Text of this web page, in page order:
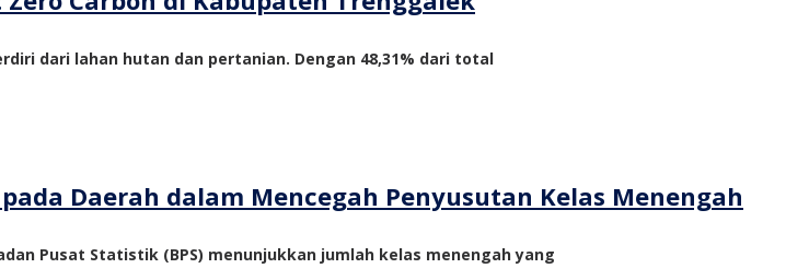
dari lahan hutan dan pertanian. Dengan 48,31% dari total
Daerah dalam Mencegah Penyusutan Kelas Menengah
Pusat Statistik (BPS) menunjukkan jumlah kelas menengah yang